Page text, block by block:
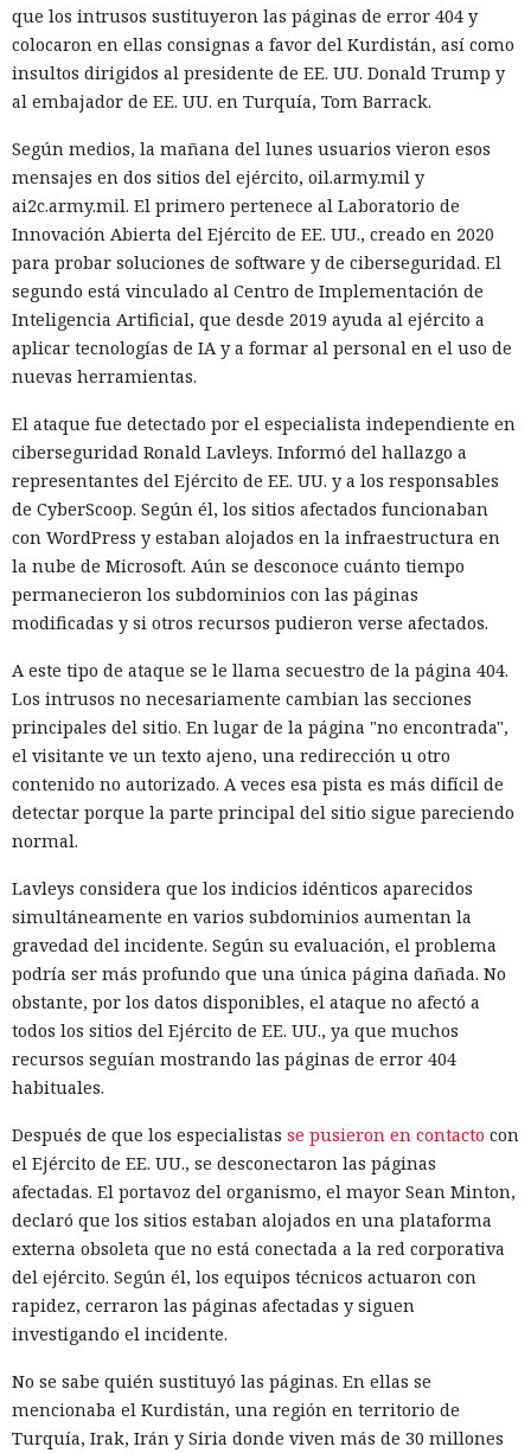
que los intrusos sustituyeron las páginas de error 404 y
colocaron en ellas consignas a favor del Kurdistán, así como
insultos dirigidos al presidente de EE. UU. Donald Trump y
al embajador de EE. UU. en Turquía, Tom Barrack.
Según medios, la mañana del lunes usuarios vieron esos
mensajes en dos sitios del ejército, oil.army.mil y
ai2c.army.mil. El primero pertenece al Laboratorio de
Innovación Abierta del Ejército de EE. UU., creado en 2020
para probar soluciones de software y de ciberseguridad. El
segundo está vinculado al Centro de Implementación de
Inteligencia Artificial, que desde 2019 ayuda al ejército a
aplicar tecnologías de IA y a formar al personal en el uso de
nuevas herramientas.
El ataque fue detectado por el especialista independiente en
ciberseguridad Ronald Lavleys. Informó del hallazgo a
representantes del Ejército de EE. UU. y a los responsables
de CyberScoop. Según él, los sitios afectados funcionaban
con WordPress y estaban alojados en la infraestructura en
la nube de Microsoft. Aún se desconoce cuánto tiempo
permanecieron los subdominios con las páginas
modificadas y si otros recursos pudieron verse afectados.
A este tipo de ataque se le llama secuestro de la página 404.
Los intrusos no necesariamente cambian las secciones
principales del sitio. En lugar de la página "no encontrada",
el visitante ve un texto ajeno, una redirección u otro
contenido no autorizado. A veces esa pista es más difícil de
detectar porque la parte principal del sitio sigue pareciendo
normal.
Lavleys considera que los indicios idénticos aparecidos
simultáneamente en varios subdominios aumentan la
gravedad del incidente. Según su evaluación, el problema
podría ser más profundo que una única página dañada. No
obstante, por los datos disponibles, el ataque no afectó a
todos los sitios del Ejército de EE. UU., ya que muchos
recursos seguían mostrando las páginas de error 404
habituales.
Después de que los especialistas se pusieron en contacto con
el Ejército de EE. UU., se desconectaron las páginas
afectadas. El portavoz del organismo, el mayor Sean Minton,
declaró que los sitios estaban alojados en una plataforma
externa obsoleta que no está conectada a la red corporativa
del ejército. Según él, los equipos técnicos actuaron con
rapidez, cerraron las páginas afectadas y siguen
investigando el incidente.
No se sabe quién sustituyó las páginas. En ellas se
mencionaba el Kurdistán, una región en territorio de
Turquía, Irak, Irán y Siria donde viven más de 30 millones